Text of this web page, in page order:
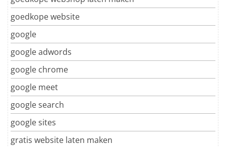
goedkope website
google
google adwords
google chrome
google meet
google search
google sites
gratis website laten maken